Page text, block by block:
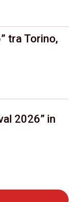
tra Torino,
2026” in